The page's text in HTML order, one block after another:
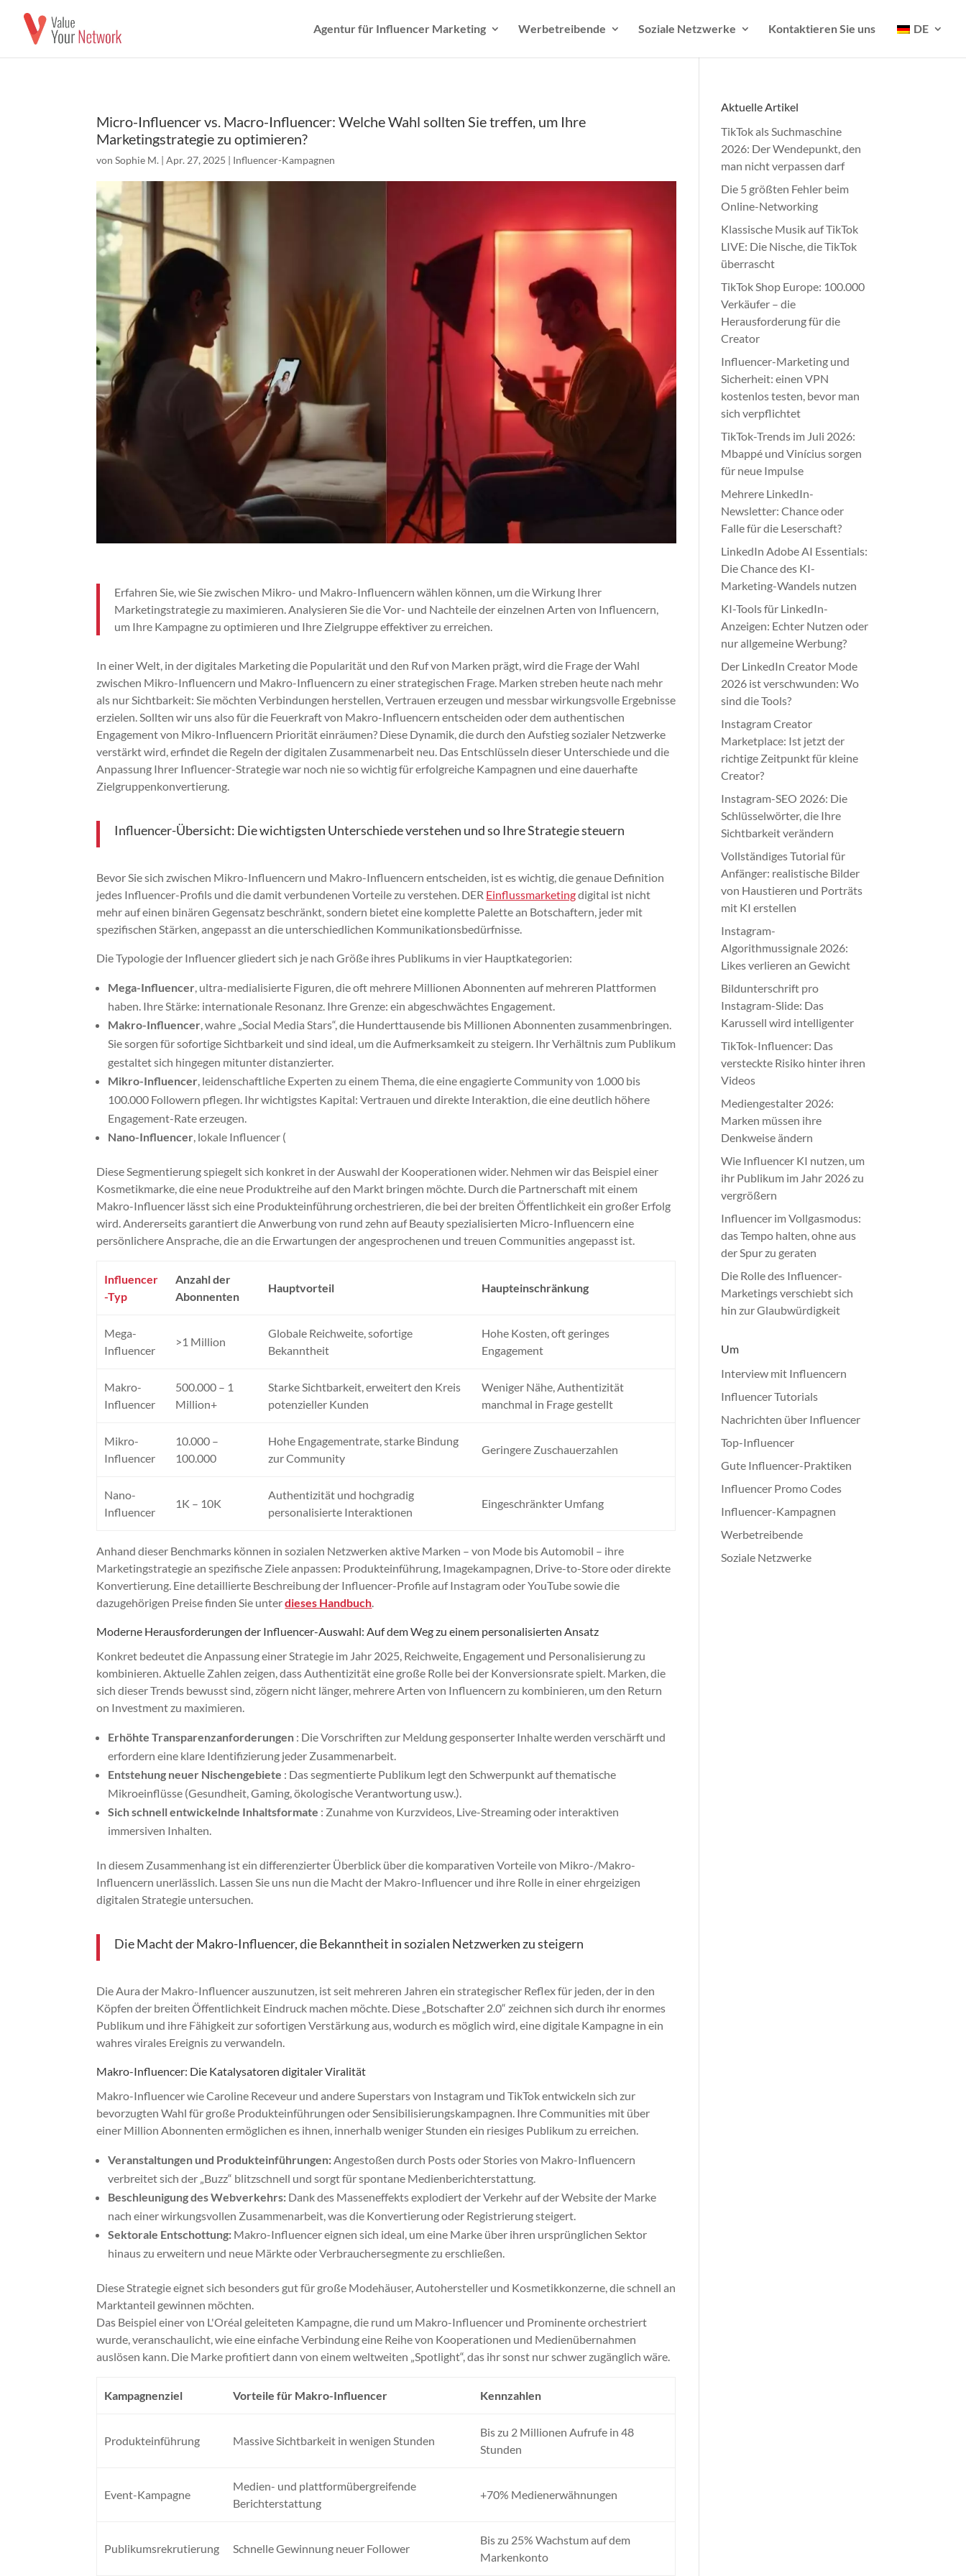
Agentur für Influencer Marketing Werbetreibende Soziale Netzwerke Kontaktieren Sie uns DE
Micro-Influencer vs. Macro-Influencer: Welche Wahl sollten Sie treffen, um Ihre
Marketingstrategie zu optimieren?
vonSophie M. |Apr. 27, 2025 | Influencer-Kampagnen
Erfahren Sie, wie Sie zwischen Mikro- und Makro-Influencern wählen können, um die Wirkung Ihrer
Marketingstrategie zu maximieren. Analysieren Sie die Vor- und Nachteile der einzelnen Arten von Influencern,
um Ihre Kampagne zu optimieren und Ihre Zielgruppe effektiver zu erreichen.
In einer Welt, in der digitales Marketing die Popularität und den Ruf von Marken prägt, wird die Frage der Wahl
zwischen Mikro-Influencern und Makro-Influencern zu einer strategischen Frage. Marken streben heute nach mehr
als nur Sichtbarkeit: Sie möchten Verbindungen herstellen, Vertrauen erzeugen und messbar wirkungsvolle Ergebnisse
erzielen. Sollten wir uns also für die Feuerkraft von Makro-Influencern entscheiden oder dem authentischen
Engagement von Mikro-Influencern Priorität einräumen? Diese Dynamik, die durch den Aufstieg sozialer Netzwerke
verstärkt wird, erfindet die Regeln der digitalen Zusammenarbeit neu. Das Entschlüsseln dieser Unterschiede und die
Anpassung Ihrer Influencer-Strategie war noch nie so wichtig für erfolgreiche Kampagnen und eine dauerhafte
Zielgruppenkonvertierung.
Influencer-Übersicht: Die wichtigsten Unterschiede verstehen und so Ihre Strategie steuern
Bevor Sie sich zwischen Mikro-Influencern und Makro-Influencern entscheiden, ist es wichtig, die genaue Definition
jedes Influencer-Profils und die damit verbundenen Vorteile zu verstehen. DER Einflussmarketingdigital ist nicht
mehr auf einen binären Gegensatz beschränkt, sondern bietet eine komplette Palette an Botschaftern, jeder mit
spezifischen Stärken, angepasst an die unterschiedlichen Kommunikationsbedürfnisse.
Die Typologie der Influencer gliedert sich je nach Größe ihres Publikums in vier Hauptkategorien:
Mega-Influencer, ultra-medialisierte Figuren, die oft mehrere Millionen Abonnenten auf mehreren Plattformen
haben. Ihre Stärke: internationale Resonanz. Ihre Grenze: ein abgeschwächtes Engagement.
Makro-Influencer, wahre „Social Media Stars“, die Hunderttausende bis Millionen Abonnenten zusammenbringen.
Sie sorgen für sofortige Sichtbarkeit und sind ideal, um die Aufmerksamkeit zu steigern. Ihr Verhältnis zum Publikum
gestaltet sich hingegen mitunter distanzierter.
Mikro-Influencer, leidenschaftliche Experten zu einem Thema, die eine engagierte Community von 1.000 bis
100.000 Followern pflegen. Ihr wichtigstes Kapital: Vertrauen und direkte Interaktion, die eine deutlich höhere
Engagement-Rate erzeugen.
Nano-Influencer, lokale Influencer (
Diese Segmentierung spiegelt sich konkret in der Auswahl der Kooperationen wider. Nehmen wir das Beispiel einer
Kosmetikmarke, die eine neue Produktreihe auf den Markt bringen möchte. Durch die Partnerschaft mit einem
Makro-Influencer lässt sich eine Produkteinführung orchestrieren, die bei der breiten Öffentlichkeit ein großer Erfolg
wird. Andererseits garantiert die Anwerbung von rund zehn auf Beauty spezialisierten Micro-Influencern eine
persönlichere Ansprache, die an die Erwartungen der angesprochenen und treuen Communities angepasst ist.
Influencer
-Typ
Anzahl der
Abonnenten
Hauptvorteil Haupteinschränkung
Mega-
Influencer
>1 Million
Globale Reichweite, sofortige
Bekanntheit
Hohe Kosten, oft geringes
Engagement
Makro-
Influencer
500.000 – 1
Million+
Starke Sichtbarkeit, erweitert den Kreis
potenzieller Kunden
Weniger Nähe, Authentizität
manchmal in Frage gestellt
Mikro-
Influencer
10.000 –
100.000
Hohe Engagementrate, starke Bindung
zur Community
Geringere Zuschauerzahlen
Nano-
Influencer
1K – 10K
Authentizität und hochgradig
personalisierte Interaktionen
Eingeschränkter Umfang
Anhand dieser Benchmarks können in sozialen Netzwerken aktive Marken – von Mode bis Automobil – ihre
Marketingstrategie an spezifische Ziele anpassen: Produkteinführung, Imagekampagnen, Drive-to-Store oder direkte
Konvertierung. Eine detaillierte Beschreibung der Influencer-Profile auf Instagram oder YouTube sowie die
dazugehörigen Preise finden Sie unterdieses Handbuch.
Moderne Herausforderungen der Influencer-Auswahl: Auf dem Weg zu einem personalisierten Ansatz
Konkret bedeutet die Anpassung einer Strategie im Jahr 2025, Reichweite, Engagement und Personalisierung zu
kombinieren. Aktuelle Zahlen zeigen, dass Authentizität eine große Rolle bei der Konversionsrate spielt. Marken, die
sich dieser Trends bewusst sind, zögern nicht länger, mehrere Arten von Influencern zu kombinieren, um den Return
on Investment zu maximieren.
Erhöhte Transparenzanforderungen : Die Vorschriften zur Meldung gesponserter Inhalte werden verschärft und
erfordern eine klare Identifizierung jeder Zusammenarbeit.
Entstehung neuer Nischengebiete : Das segmentierte Publikum legt den Schwerpunkt auf thematische
Mikroeinflüsse (Gesundheit, Gaming, ökologische Verantwortung usw.).
Sich schnell entwickelnde Inhaltsformate : Zunahme von Kurzvideos, Live-Streaming oder interaktiven
immersiven Inhalten.
In diesem Zusammenhang ist ein differenzierter Überblick über die komparativen Vorteile von Mikro-/Makro-
Influencern unerlässlich. Lassen Sie uns nun die Macht der Makro-Influencer und ihre Rolle in einer ehrgeizigen
digitalen Strategie untersuchen.
Die Macht der Makro-Influencer, die Bekanntheit in sozialen Netzwerken zu steigern
Die Aura der Makro-Influencer auszunutzen, ist seit mehreren Jahren ein strategischer Reflex für jeden, der in den
Köpfen der breiten Öffentlichkeit Eindruck machen möchte. Diese „Botschafter 2.0“ zeichnen sich durch ihr enormes
Publikum und ihre Fähigkeit zur sofortigen Verstärkung aus, wodurch es möglich wird, eine digitale Kampagne in ein
wahres virales Ereignis zu verwandeln.
Makro-Influencer: Die Katalysatoren digitaler Viralität
Makro-Influencer wie Caroline Receveur und andere Superstars von Instagram und TikTok entwickeln sich zur
bevorzugten Wahl für große Produkteinführungen oder Sensibilisierungskampagnen. Ihre Communities mit über
einer Million Abonnenten ermöglichen es ihnen, innerhalb weniger Stunden ein riesiges Publikum zu erreichen.
Veranstaltungen und Produkteinführungen:Angestoßen durch Posts oder Stories von Makro-Influencern
verbreitet sich der „Buzz“ blitzschnell und sorgt für spontane Medienberichterstattung.
Beschleunigung des Webverkehrs: Dank des Masseneffekts explodiert der Verkehr auf der Website der Marke
nach einer wirkungsvollen Zusammenarbeit, was die Konvertierung oder Registrierung steigert.
Sektorale Entschottung: Makro-Influencer eignen sich ideal, um eine Marke über ihren ursprünglichen Sektor
hinaus zu erweitern und neue Märkte oder Verbrauchersegmente zu erschließen.
Diese Strategie eignet sich besonders gut für große Modehäuser, Autohersteller und Kosmetikkonzerne, die schnell an
Marktanteil gewinnen möchten.
Das Beispiel einer von L'Oréal geleiteten Kampagne, die rund um Makro-Influencer und Prominente orchestriert
wurde, veranschaulicht, wie eine einfache Verbindung eine Reihe von Kooperationen und Medienübernahmen
auslösen kann. Die Marke profitiert dann von einem weltweiten „Spotlight“, das ihr sonst nur schwer zugänglich wäre.
Kampagnenziel Vorteile für Makro-Influencer Kennzahlen
Produkteinführung Massive Sichtbarkeit in wenigen Stunden
Bis zu 2 Millionen Aufrufe in 48
Stunden
Event-Kampagne
Medien- und plattformübergreifende
Berichterstattung
+70% Medienerwähnungen
Publikumsrekrutierung Schnelle Gewinnung neuer Follower
Bis zu 25% Wachstum auf dem
Markenkonto
Aktuelle Artikel
TikTok als Suchmaschine
2026: Der Wendepunkt, den
man nicht verpassen darf
Die 5 größten Fehler beim
Online-Networking
Klassische Musik auf TikTok
LIVE: Die Nische, die TikTok
überrascht
TikTok Shop Europe: 100.000
Verkäufer – die
Herausforderung für die
Creator
Influencer-Marketing und
Sicherheit: einen VPN
kostenlos testen, bevor man
sich verpflichtet
TikTok-Trends im Juli 2026:
Mbappé und Vinícius sorgen
für neue Impulse
Mehrere LinkedIn-
Newsletter: Chance oder
Falle für die Leserschaft?
LinkedIn Adobe AI Essentials:
Die Chance des KI-
Marketing-Wandels nutzen
KI-Tools für LinkedIn-
Anzeigen: Echter Nutzen oder
nur allgemeine Werbung?
Der LinkedIn Creator Mode
2026 ist verschwunden: Wo
sind die Tools?
Instagram Creator
Marketplace: Ist jetzt der
richtige Zeitpunkt für kleine
Creator?
Instagram-SEO 2026: Die
Schlüsselwörter, die Ihre
Sichtbarkeit verändern
Vollständiges Tutorial für
Anfänger: realistische Bilder
von Haustieren und Porträts
mit KI erstellen
Instagram-
Algorithmussignale 2026:
Likes verlieren an Gewicht
Bildunterschrift pro
Instagram-Slide: Das
Karussell wird intelligenter
TikTok-Influencer: Das
versteckte Risiko hinter ihren
Videos
Mediengestalter 2026:
Marken müssen ihre
Denkweise ändern
Wie Influencer KI nutzen, um
ihr Publikum im Jahr 2026 zu
vergrößern
Influencer im Vollgasmodus:
das Tempo halten, ohne aus
der Spur zu geraten
Die Rolle des Influencer-
Marketings verschiebt sich
hin zur Glaubwürdigkeit
Um
Interview mit Influencern
Influencer Tutorials
Nachrichten über Influencer
Top-Influencer
Gute Influencer-Praktiken
Influencer Promo Codes
Influencer-Kampagnen
Werbetreibende
Soziale Netzwerke